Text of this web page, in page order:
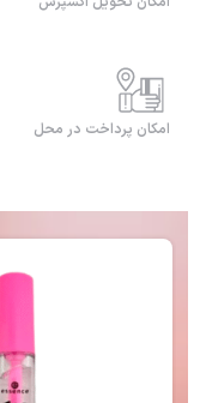
امکان پرداخت در محل